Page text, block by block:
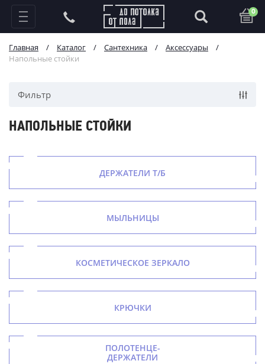
0
Главная / Каталог / Сантехника / Аксессуары
/
Напольные стойки
Фильтр
НАПОЛЬНЫЕ СТОЙКИ
ДЕРЖАТЕЛИ Т/Б
МЫЛЬНИЦЫ
КОСМЕТИЧЕСКОЕ ЗЕРКАЛО
КРЮЧКИ
ПОЛОТЕНЦЕ-
ДЕРЖАТЕЛИ